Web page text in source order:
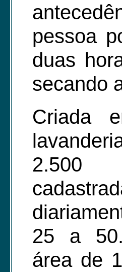
pessoa
duas
secando
Criada
2.500
25 a
área de